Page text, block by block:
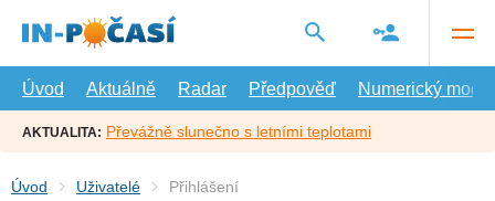
hlavní
Úvod
Aktuálně Radar Předpověď Numerický model
AKTUALITA: Převážně slunečno s letními teplotami
Úvod Uživatelé Přihlášení